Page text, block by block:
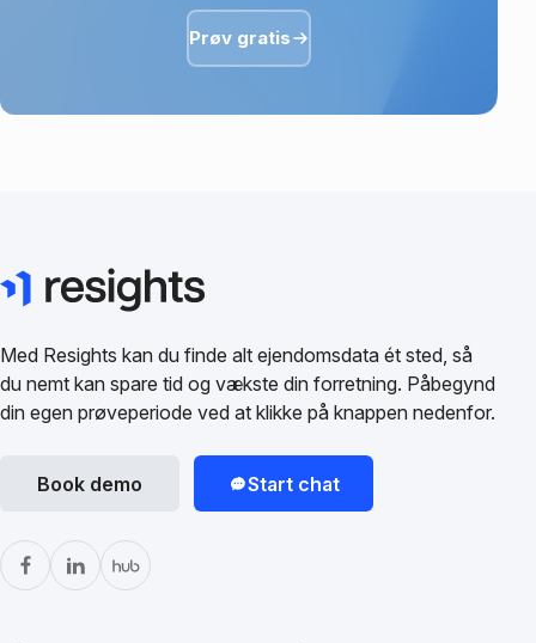
Prøv gratis
Med Resights kan du finde alt ejendomsdata ét sted, så
du nemt kan spare tid og vækste din forretning. Påbegynd
din egen prøveperiode ved at klikke på knappen nedenfor.
Book demo Start chat